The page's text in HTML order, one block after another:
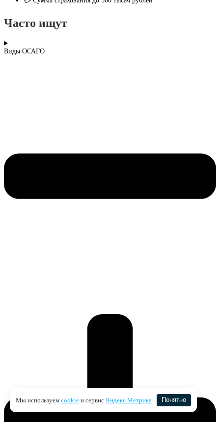
Часто ищут
Виды ОСАГО
Мы используем cookie и сервис Яндекс.Метрика Понятно